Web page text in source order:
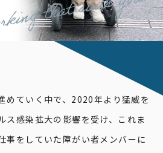
めていく中で、2020年より猛威を
ス感染拡大の影響を受け、これま
事をしていた障がい者メンバーに